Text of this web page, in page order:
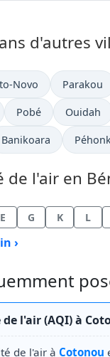
d'autres
Novo Parakou
Pobé Ouidah
Banikoara
de l'air en
E G K L
›
l'air (AQI) à
de l'air à Cotonou